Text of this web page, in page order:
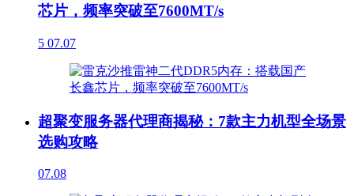
芯片，频率突破至7600MT/s
5 07.07
超聚变服务器代理商揭秘：7款主力机型全场景
选购攻略
07.08